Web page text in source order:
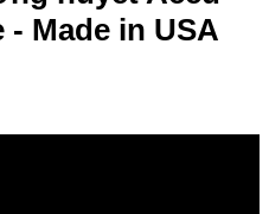
- Made in USA